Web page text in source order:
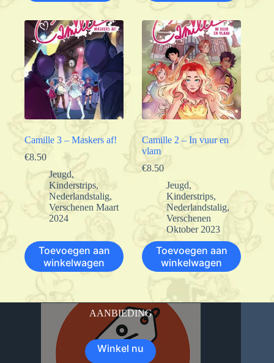
Camille 3 – Maskers af!
€8.50
Jeugd,
Kinderstrips,
Nederlandstalig,
Verschenen Maart
2024
Toevoegen aan
winkelwagen
Camille 2 – In vuur en
vlam
€8.50
Jeugd,
Kinderstrips,
Nederlandstalig,
Verschenen
Oktober 2023
Toevoegen aan
winkelwagen
AANBIEDING
Winkel nu